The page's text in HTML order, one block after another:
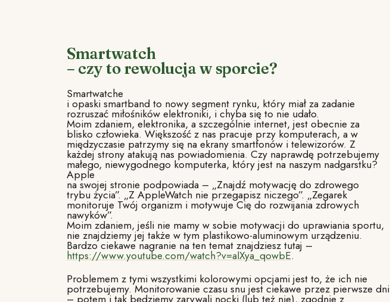
Smartwatch
– czy to rewolucja w sporcie?
Smartwatche
i opaski smartband to nowy segment rynku, który miał za zadanie
rozruszać miłośników elektroniki, i chyba się to nie udało.
Moim zdaniem, elektronika, a szczególnie internet, jest obecnie za
blisko człowieka. Większość z nas pracuje przy komputerach, a w
międzyczasie patrzymy się na ekrany smartfonów i telewizorów. Z
każdej strony atakują nas powiadomienia. Czy naprawdę potrzebujemy
małego, niewygodnego komputerka, który jest na naszym nadgarstku?
Apple
na swojej stronie podpowiada – „Znajdź motywację do zdrowego
trybu życia”. „Z AppleWatch nie przegapisz niczego”. „Zegarek
monitoruje Twój organizm i motywuje Cię do rozwijania zdrowych
nawyków”.
Moim zdaniem, jeśli nie mamy w sobie motywacji do uprawiania sportu,
nie znajdziemy jej także w tym plastikowo-aluminowym urządzeniu.
Bardzo ciekawe nagranie na ten temat znajdziesz tutaj –
https://www.youtube.com/watch?v=alXya_qowbE.
Problemem z tymi wszystkimi kolorowymi opcjami jest to, że ich nie
potrzebujemy. Monitorowanie czasu snu jest ciekawe przez pierwsze dni